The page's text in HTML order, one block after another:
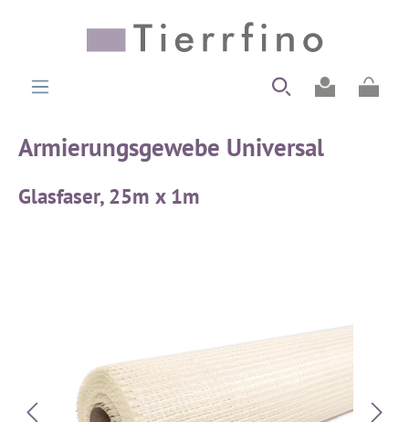
Armierungsgewebe Universal
Glasfaser, 25m x 1m